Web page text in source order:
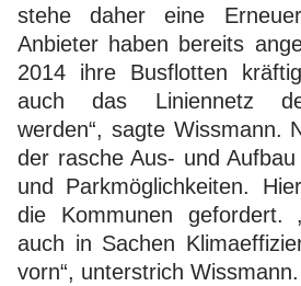
stehe daher eine
Anbieter haben bereits
2014 ihre Busflotten
auch das Liniennetz
werden“, sagte Wissmann.
der rasche Aus- und
und Parkmöglichkeiten.
die Kommunen gefordert.
auch in Sachen
vorn“, unterstrich